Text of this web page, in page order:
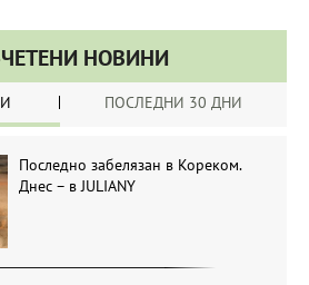
НОВИНИ
ПОСЛЕДНИ 30 ДНИ
Последно забелязан в Кореком.
Днес – в JULIANY